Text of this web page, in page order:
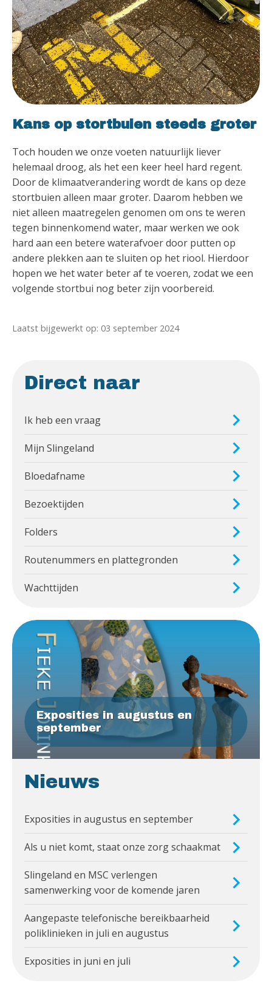
Kans op stortbuien steeds groter
Toch houden we onze voeten natuurlijk liever
helemaal droog, als het een keer heel hard regent.
Door de klimaatverandering wordt de kans op deze
stortbuien alleen maar groter. Daarom hebben we
niet alleen maatregelen genomen om ons te weren
tegen binnenkomend water, maar werken we ook
hard aan een betere waterafvoer door putten op
andere plekken aan te sluiten op het riool. Hierdoor
hopen we het water beter af te voeren, zodat we een
volgende stortbui nog beter zijn voorbereid.
Laatst bijgewerkt op: 03 september 2024
Direct naar
Ik heb een vraag
Mijn Slingeland
Bloedafname
Bezoektijden
Folders
Routenummers en plattegronden
Wachttijden
Exposities in augustus en
september
Nieuws
Exposities in augustus en september
Als u niet komt, staat onze zorg schaakmat
Slingeland en MSC verlengen
samenwerking voor de komende jaren
Aangepaste telefonische bereikbaarheid
poliklinieken in juli en augustus
Exposities in juni en juli